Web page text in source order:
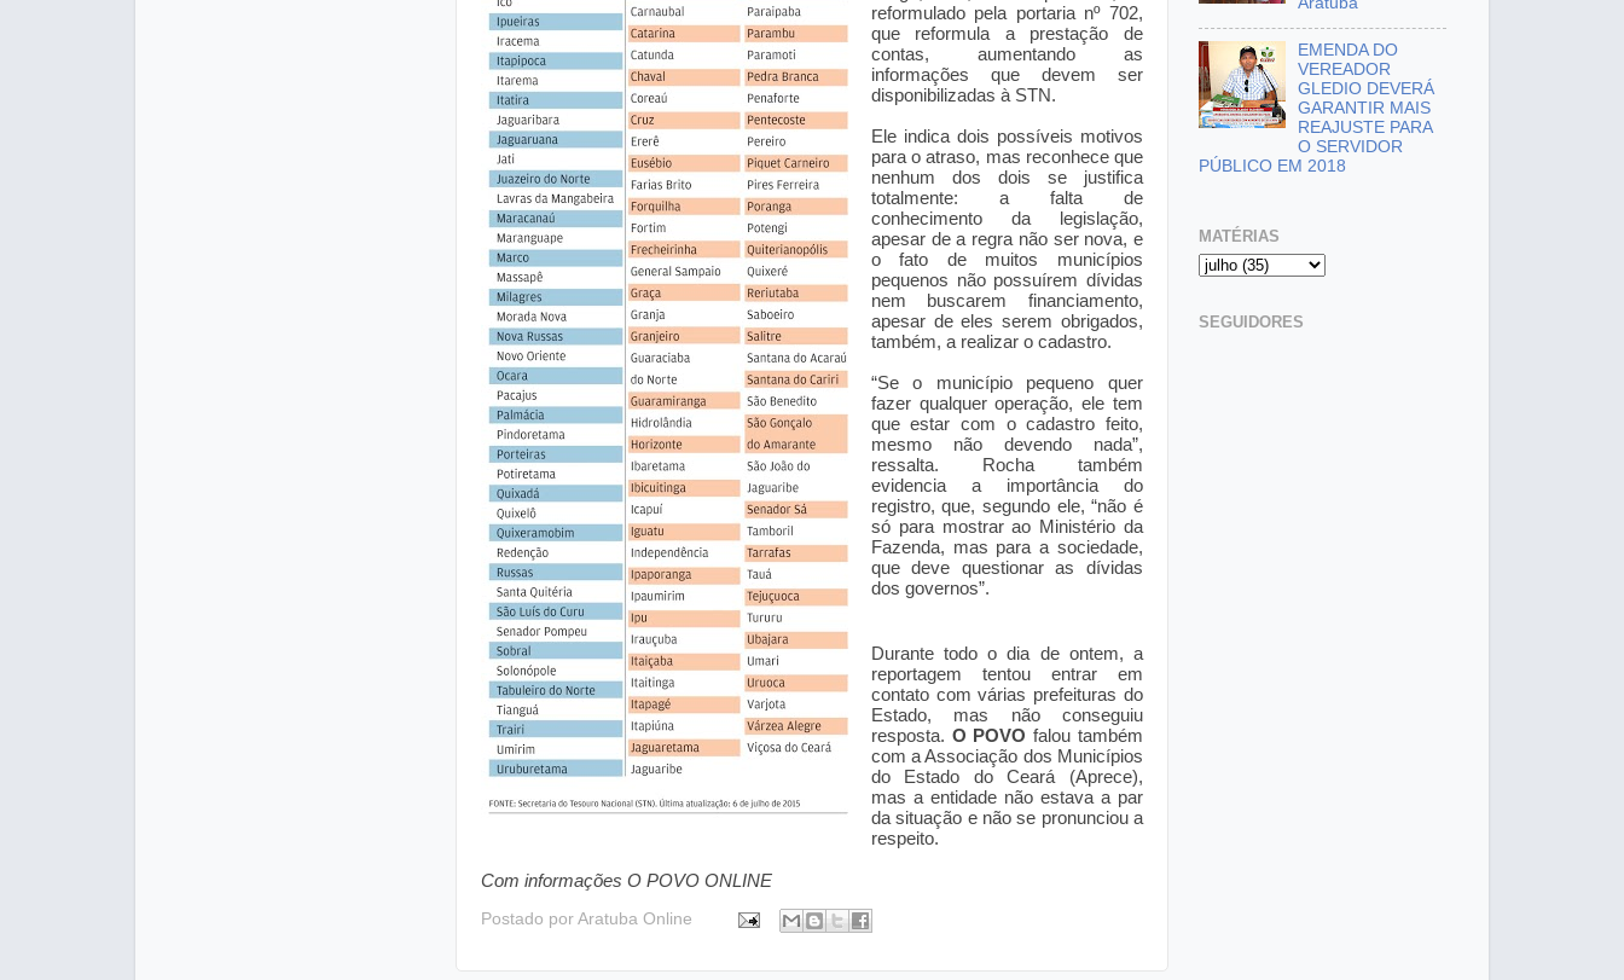
reformulado pela portaria nº 702,
que reformula a prestação de
contas, aumentando as
informações que devem ser
disponibilizadas à STN.
Ele indica dois possíveis motivos
para o atraso, mas reconhece que
nenhum dos dois se justifica
totalmente: a falta de
conhecimento da legislação,
apesar de a regra não ser nova, e
o fato de muitos municípios
pequenos não possuírem dívidas
nem buscarem financiamento,
apesar de eles serem obrigados,
também, a realizar o cadastro.
“Se o município pequeno quer
fazer qualquer operação, ele tem
que estar com o cadastro feito,
mesmo não devendo nada”,
ressalta. Rocha também
evidencia a importância do
registro, que, segundo ele, “não é
só para mostrar ao Ministério da
Fazenda, mas para a sociedade,
que deve questionar as dívidas
dos governos”.
Durante todo o dia de ontem, a
reportagem tentou entrar em
contato com várias prefeituras do
Estado, mas não conseguiu
resposta. O POVO falou também
com a Associação dos Municípios
do Estado do Ceará (Aprece),
mas a entidade não estava a par
da situação e não se pronunciou a
respeito.
Com informações O POVO ONLINE
Postado por Aratuba Online
EMENDA DO
VEREADOR
GLEDIO DEVERÁ
GARANTIR MAIS
REAJUSTE PARA
O SERVIDOR
PÚBLICO EM 2018
MATÉRIAS
SEGUIDORES